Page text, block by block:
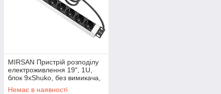
MIRSAN Пристрій розподілу
електроживлення 19", 1U,
блок 9хShuko, без вимикача,
вилка С14
Немає в наявності